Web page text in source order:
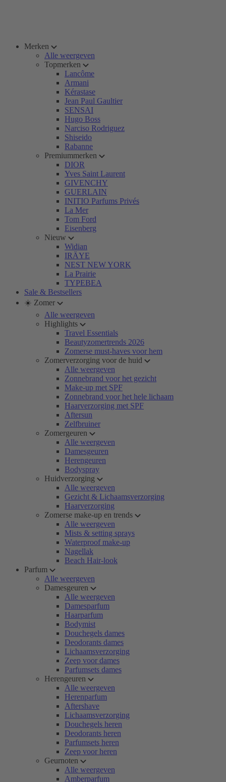
Merken
Alle weergeven
Topmerken
Lancôme
Armani
Kérastase
Jean Paul Gaultier
SENSAI
Hugo Boss
Narciso Rodriguez
Shiseido
Rabanne
Premiummerken
DIOR
Yves Saint Laurent
GIVENCHY
GUERLAIN
INITIO Parfums Privés
La Mer
Tom Ford
Eisenberg
Nieuw
Widian
IRÄYE
NEST NEW YORK
La Prairie
TYPEBEA
Sale & Bestsellers
☀️ Zomer
Alle weergeven
Highlights
Travel Essentials
Beautyzomertrends 2026
Zomerse must-haves voor hem
Zomerverzorging voor de huid
Alle weergeven
Zonnebrand voor het gezicht
Make-up met SPF
Zonnebrand voor het hele lichaam
Haarverzorging met SPF
Aftersun
Zelfbruiner
Zomergeuren
Alle weergeven
Damesgeuren
Herengeuren
Bodyspray
Huidverzorging
Alle weergeven
Gezicht & Lichaamsverzorging
Haarverzorging
Zomerse make-up en trends
Alle weergeven
Mists & setting sprays
Waterproof make-up
Nagellak
Beach Hair-look
Parfum
Alle weergeven
Damesgeuren
Alle weergeven
Damesparfum
Haarparfum
Bodymist
Douchegels dames
Deodorants dames
Lichaamsverzorging
Zeep voor dames
Parfumsets dames
Herengeuren
Alle weergeven
Herenparfum
Aftershave
Lichaamsverzorging
Douchegels heren
Deodorants heren
Parfumsets heren
Zeep voor heren
Geurnoten
Alle weergeven
Amberparfum